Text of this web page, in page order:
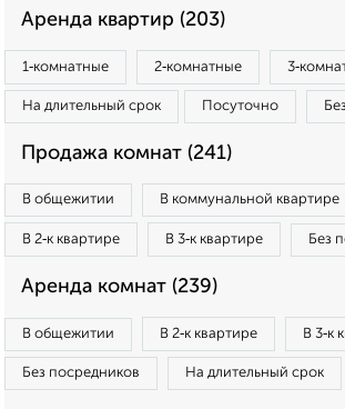
Аренда квартир (203)
1‑комнатные 2‑комнатные
На длительный срок Посуточно
Продажа комнат (241)
В общежитии В коммунальной квартире
В 2‑к квартире В 3‑к квартире Без
Аренда комнат (239)
В общежитии В 2‑к квартире В 3‑к
Без посредников На длительный срок